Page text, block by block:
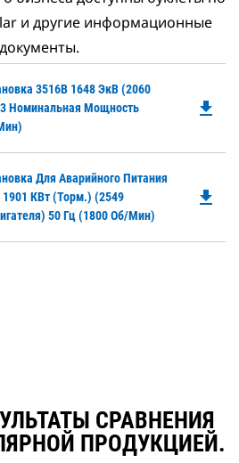
и другие информационные
документы.
3516B 1648 ЭкВ (2060
Номинальная Мощность
file_download
Для Аварийного Питания
КВт (торм.) (2549
50 Гц (1800 Об/мин)
file_download
СРАВНЕНИЯ
ПРОДУКЦИЕЙ.